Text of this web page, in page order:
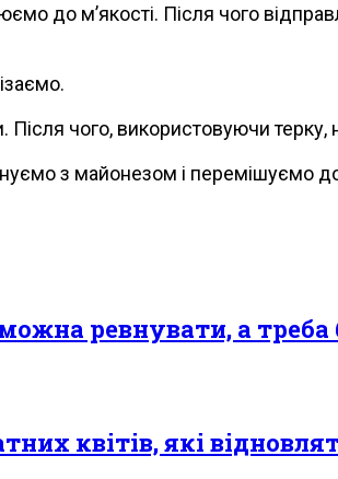
до м’якості. Після чого
чого, використовуючи терку,
з майонезом і перемішуємо
ревнувати, а
квітів, які